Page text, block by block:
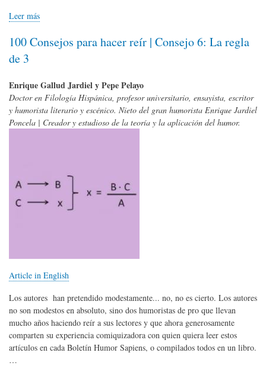
Leer más
100 Consejos para hacer reír | Consejo 6: La regla
de 3
Enrique Gallud Jardiel y Pepe Pelayo
Doctor en Filología Hispánica, profesor universitario, ensayista, escritor
y humorista literario y escénico. Nieto del gran humorista Enrique Jardiel
Poncela | Creador y estudioso de la teoría y la aplicación del humor.
Article in English
Los autores han pretendido modestamente... no, no es cierto. Los autores
no son modestos en absoluto, sino dos humoristas de pro que llevan
mucho años haciendo reír a sus lectores y que ahora generosamente
comparten su experiencia comiquizadora con quien quiera leer estos
artículos en cada Boletín Humor Sapiens, o compilados todos en un libro.
…